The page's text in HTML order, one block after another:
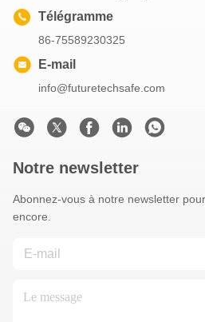
Télégramme
86-75589230325
E-mail
info@futuretechsafe.com
Notre newsletter
Abonnez-vous à notre newsletter
encore.